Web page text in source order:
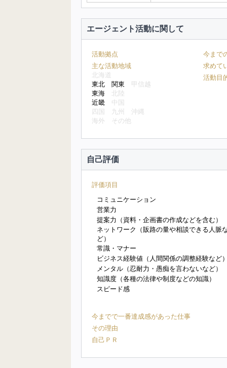
エージェント活動に関して
活動拠点
主な活動地域
北海道
東北 関東 甲信越
東海 北陸
近畿 中国
四国
九州
沖縄
海外
その他
今まで
求めて
活動目
自己評価
評価項目
コミュニケーション
営業力
提案力（資料・企画書の作成などを含む）
ネットワーク（販路の量や相談できる人脈
ど）
常識・マナー
ビジネス経験値（人間関係の調整経験など
メンタル（忍耐力・愚痴を言わないなど）
知識度（各種の法律や制度などの知識）
スピード感
今までで一番達成感があった仕事
その理由
自己ＰＲ